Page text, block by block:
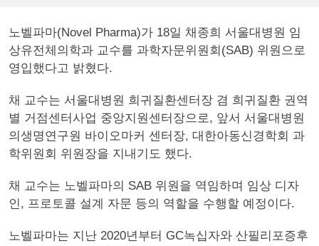
노벨파마(Novel Pharma)가 18일 채종희 서울대병원 임
상유전체의학과 교수를 과학자문위원회(SAB) 위원으로
영입했다고 밝혔다.
채 교수는 서울대병원 희귀질환센터장 겸 희귀질환 권역
별 거점센터사업 중앙지원센터장으로, 앞서 서울대병원
의생명연구원 바이오마커 센터장, 대한아동신경학회 과
학위원회 위원장을 지내기도 했다.
채 교수는 노벨파마의 SAB 위원을 역임하며 임상 디자
인, 프로토콜 설계 자문 등의 역할을 수행할 예정이다.
노벨파마는 지난 2020년부터 GC녹십자와 산필리포증후